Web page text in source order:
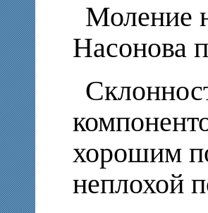
Моление
Насонова
хорошим
неплохой